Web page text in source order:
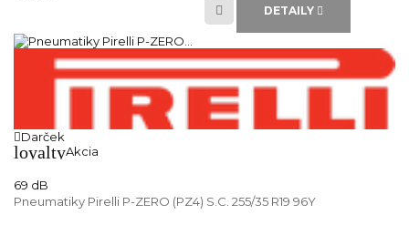
DETAILY
Darček
loyaltyAkcia
69 dB
Pneumatiky Pirelli P-ZERO (PZ4) S.C. 255/35 R19 96Y